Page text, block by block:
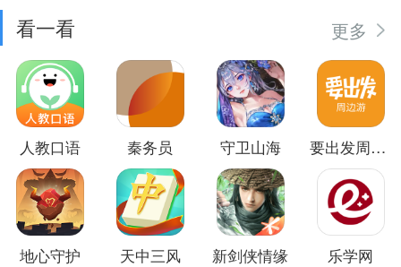
看一看 更多
人教口语 秦务员 守卫山海 要出发周边游
地心守护 天中三风 新剑侠情缘 乐学网